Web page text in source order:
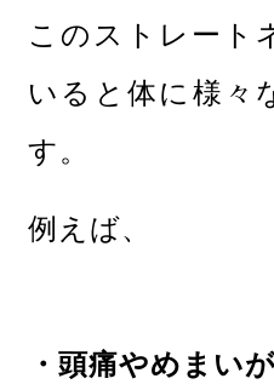
このストレート
いると体に様々
す。
例えば、
・頭痛やめまい